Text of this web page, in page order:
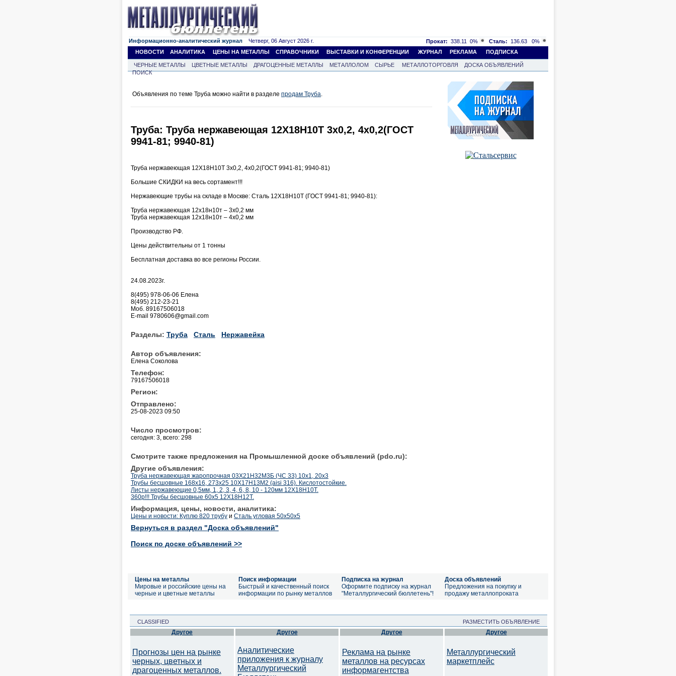
Информационно-аналитический журнал Четверг, 06 Август 2026 г. Прокат: 338.11 0% Сталь: 136.63
0%
НОВОСТИ
АНАЛИТИКА ЦЕНЫ НА МЕТАЛЛЫ СПРАВОЧНИКИ ВЫСТАВКИ И КОНФЕРЕНЦИИ ЖУРНАЛ РЕКЛАМА ПОДПИСКА
ЧЕРНЫЕ МЕТАЛЛЫ ЦВЕТНЫЕ МЕТАЛЛЫ ДРАГОЦЕННЫЕ МЕТАЛЛЫ МЕТАЛЛОЛОМ СЫРЬЕ МЕТАЛЛОТОРГОВЛЯ
ДОСКА ОБЪЯВЛЕНИЙ
ПОИСК
Объявления по теме Труба можно найти в разделе продам Труба.
Труба: Труба нержавеющая 12Х18Н10Т 3х0,2, 4х0,2(ГОСТ
9941-81; 9940-81)
Труба нержавеющая 12Х18Н10Т 3х0,2, 4х0,2(ГОСТ 9941-81; 9940-81)
Большие СКИДКИ на весь сортамент!!!
Нержавеющие трубы на складе в Москве: Сталь 12Х18Н10Т (ГОСТ 9941-81; 9940-81):
Труба нержавеющая 12х18н10т – 3х0,2 мм
Труба нержавеющая 12х18н10т – 4х0,2 мм
Производство РФ.
Цены действительны от 1 тонны
Бесплатная доставка во все регионы России.
24.08.2023г.
8(495) 978-06-06 Елена
8(495) 212-23-21
Моб. 89167506018
E-mail 9780606@gmail.com
Разделы: Труба Сталь Нержавейка
Автор объявления:
Елена Соколова
Телефон:
79167506018
Регион:
Отправлено:
25-08-2023 09:50
Число просмотров:
сегодня: 3, всего: 298
Смотрите также предложения на Промышленной доске объявлений (pdo.ru):
Другие объявления:
Труба нержавеющая жаропрочная 03Х21Н32М3Б (ЧС 33) 10х1, 20х3
Трубы бесшовные 168х16, 273х25 10Х17Н13М2 (aisi 316). Кислотостойкие.
Листы нержавеющие 0,5мм, 1, 2, 3, 4, 6, 8, 10 - 120мм 12Х18Н10Т.
360р!!! Трубы бесшовные 60х5 12Х18Н12Т.
Информация, цены, новости, аналитика:
Цены и новости: Куплю 820 трубу и Сталь угловая 50х50х5
Вернуться в раздел "Доска объявлений"
Поиск по доске объявлений >>
Цены на металлы
Мировые и российские цены на
черные и цветные металлы
Поиск информации
Быстрый и качественный поиск
информации по рынку металлов
Подписка на журнал
Оформите подписку на журнал
"Металлургический бюллетень"!
Доска объявлений
Предложения на покупку и
продажу металлопроката
CLASSIFIED РАЗМЕСТИТЬ ОБЪЯВЛЕНИЕ
Другое
Прогнозы цен на рынке
черных, цветных и
драгоценных металлов.
Другое
Аналитические
приложения к журналу
Металлургический
Другое
Реклама на рынке
металлов на ресурсах
информагентства
Другое
Металлургический
маркетплейс